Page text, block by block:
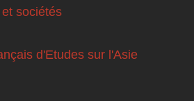
sociétés
d'Etudes sur l'Asie